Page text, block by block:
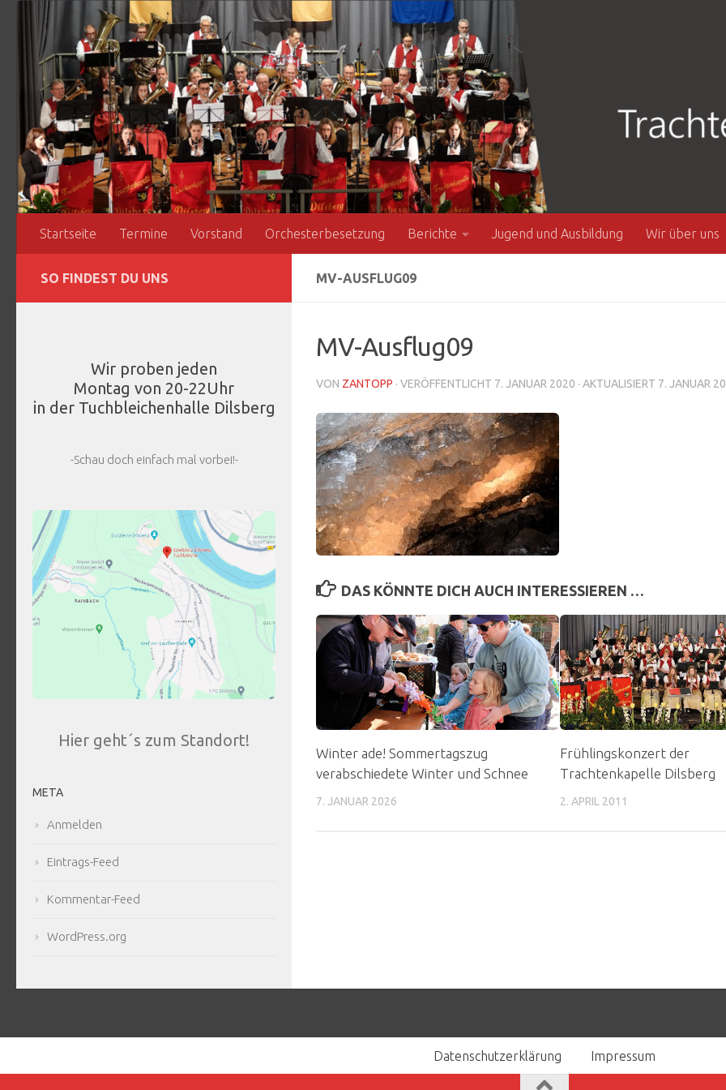
Zum Inhalt springen
Startseite Termine Vorstand Orchesterbesetzung Berichte Jugend und Ausbildung Wir über uns
MV-AUSFLUG09
MV-Ausflug09
VON ZANTOPP · VERÖFFENTLICHT 7. JANUAR 2020 · AKTUALISIERT 7. JANUAR
DAS KÖNNTE DICH AUCH INTERESSIEREN …
Winter ade! Sommertagszug
verabschiedete Winter und Schnee
7. JANUAR 2026
Frühlingskonzert der
Trachtenkapelle Dilsberg
2. APRIL 2011
SO FINDEST DU UNS
Wir proben jeden
Montag von 20-22Uhr
in der Tuchbleichenhalle Dilsberg
-Schau doch einfach mal vorbei!-
Hier geht´s zum Standort!
META
Anmelden
Eintrags-Feed
Kommentar-Feed
WordPress.org
Datenschutzerklärung Impressum